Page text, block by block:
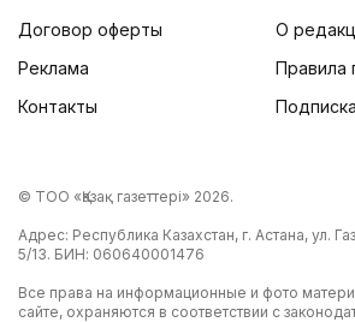
Договор оферты
Реклама
Контакты
О
Правила
© ТОО «Қазақ газеттері» 2026.
Адрес: Республика Казахстан, г. Астана, ул.
5/13. БИН: 060640001476
Все права на информационные и фото
сайте, охраняются в соответствии с